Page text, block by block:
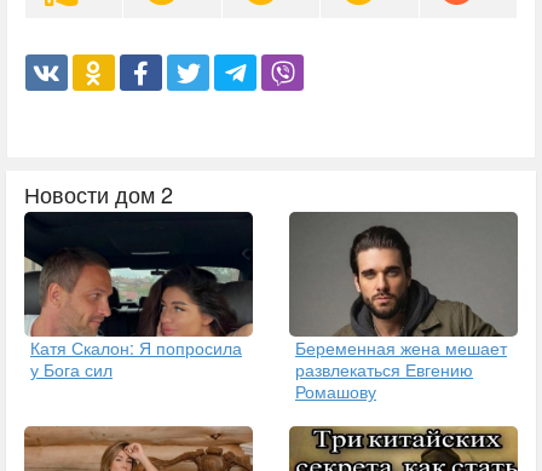
Новости дом 2
Катя Скалон: Я попросила
у Бога сил
Беременная жена мешает
развлекаться Евгению
Ромашову